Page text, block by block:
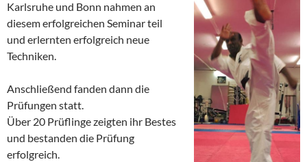
Karlsruhe und Bonn nahmen an
diesem erfolgreichen Seminar teil
und erlernten erfolgreich neue
Techniken.
Anschließend fanden dann die
Prüfungen statt.
Über 20 Prüflinge zeigten ihr Bestes
und bestanden die Prüfung
erfolgreich.